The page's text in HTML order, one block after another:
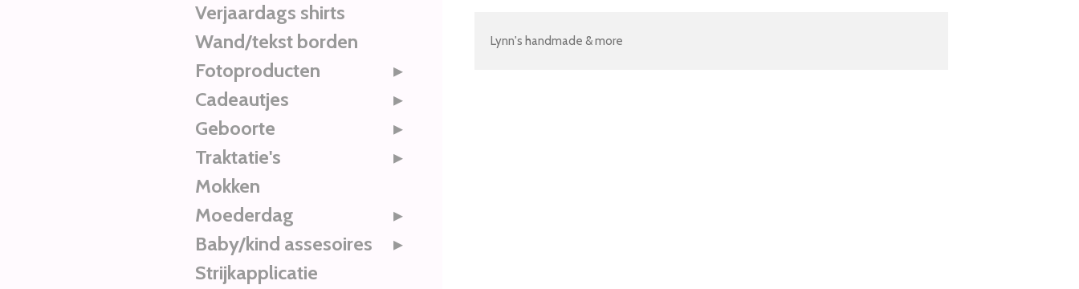
Lynn's handmade & more
Verjaardags shirts
Wand/tekst borden
Fotoproducten
Cadeautjes
Geboorte
Traktatie's
Mokken
Moederdag
Baby/kind assesoires
Strijkapplicatie